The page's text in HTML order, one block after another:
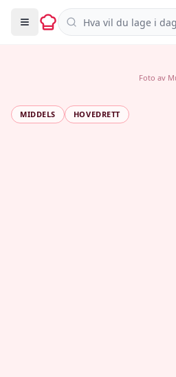
Søk i oppskrifter
MIDDELS HOVEDRETT
Foto av